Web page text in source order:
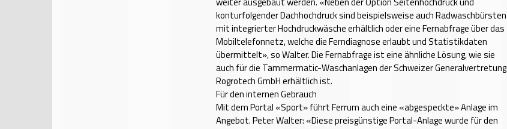
konturfolgender Dachhochdruck sind beispielsweise auch Radwaschbürsten
mit integrierter Hochdruckwäsche erhältlich oder eine Fernabfrage über das
Mobiltelefonnetz, welche die Ferndiagnose erlaubt und Statis­tikdaten
übermittelt», so Walter. Die Fernabfrage ist eine ähnliche Lösung, wie sie
auch für die Tammermatic-Waschanlagen der Schweizer Generalvertretung
Rogrotech GmbH erhältlich ist.
Für den internen Gebrauch
Mit dem Portal «Sport» führt Ferrum auch eine «abgespeckte» Anlage im
Angebot. Peter Walter: «Diese preisgünstige Portal-Anlage wurde für den